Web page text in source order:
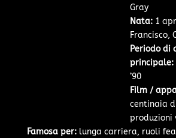
Gray
Nata:1
Francisco,
Periodo di
principale:
’90
Film /
centinaia
produzioni
Famosa per:lunga carriera, ruoli